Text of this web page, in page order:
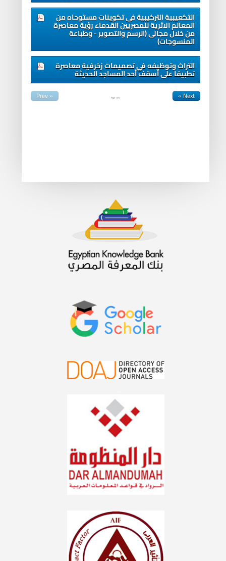
التكعيبية التركيبية فى تكوينات مستوحاه من
المعالم الاثرية للمصريين القدماء رؤية معاصرة
من خلال مجالى (الرسم والتصوير - وطباعة
المنسوجات)
التراث وتوظيفه في تصميمات زخرفية معاصرة
تطبيقا على أسقف أحد المساجد الحديثة
Next »
Page1of2
« Prev